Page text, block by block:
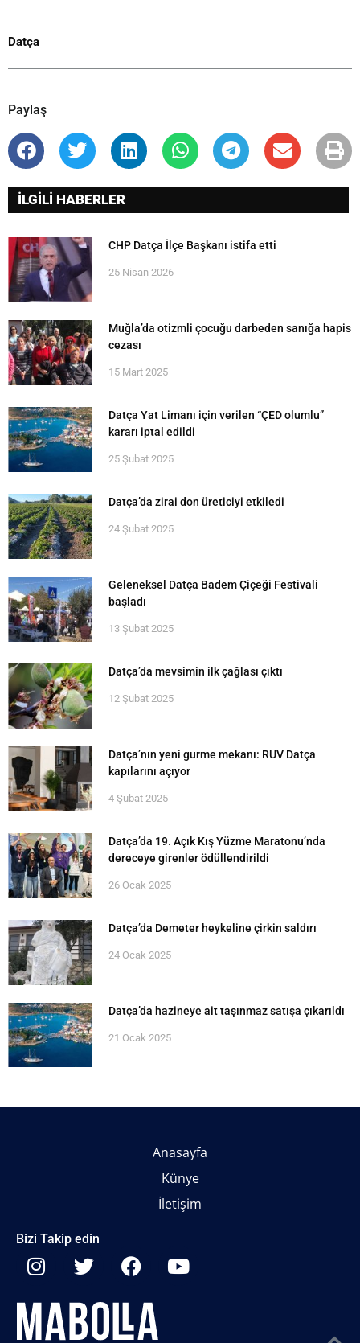
Datça
Paylaş
İLGİLİ HABERLER
CHP Datça İlçe Başkanı istifa etti
25 Nisan 2026
Muğla’da otizmli çocuğu darbeden sanığa hapis
cezası
15 Mart 2025
Datça Yat Limanı için verilen “ÇED olumlu”
kararı iptal edildi
25 Şubat 2025
Datça’da zirai don üreticiyi etkiledi
24 Şubat 2025
Geleneksel Datça Badem Çiçeği Festivali
başladı
13 Şubat 2025
Datça’da mevsimin ilk çağlası çıktı
12 Şubat 2025
Datça’nın yeni gurme mekanı: RUV Datça
kapılarını açıyor
4 Şubat 2025
Datça’da 19. Açık Kış Yüzme Maratonu’nda
dereceye girenler ödüllendirildi
26 Ocak 2025
Datça’da Demeter heykeline çirkin saldırı
24 Ocak 2025
Datça’da hazineye ait taşınmaz satışa çıkarıldı
21 Ocak 2025
Anasayfa
Künye
İletişim
Bizi Takip edin